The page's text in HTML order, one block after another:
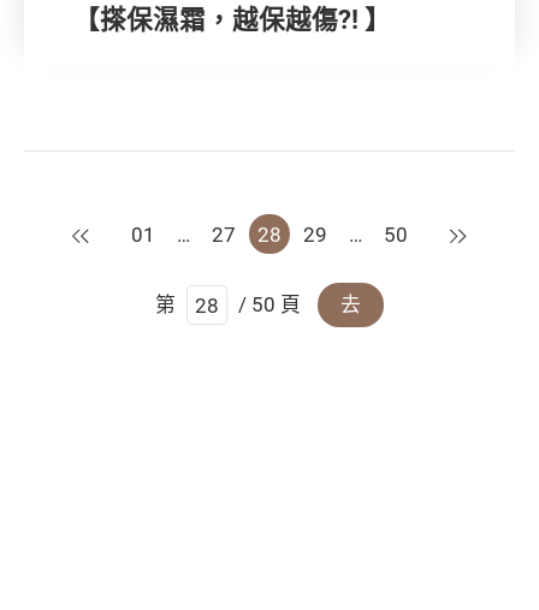
【搽保濕霜，越保越傷?! 】
上一頁
01 … 27 28 29 … 50 下一頁
第 / 50 頁 去